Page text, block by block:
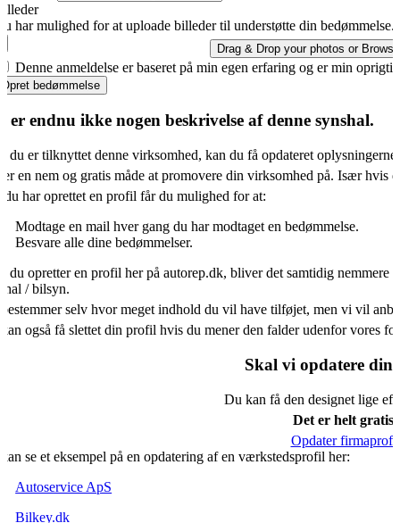
har mulighed for at uploade billeder til understøtte din bedømmelse.
Drag & Drop your photos or Browse
Denne anmeldelse er baseret på min egen erfaring og er min
Opret bedømmelse
er endnu ikke nogen beskrivelse af denne synshal.
du er tilknyttet denne virksomhed, kan du få opdateret oplysningerne.
er en nem og gratis måde at promovere din virksomhed på. Især hvis
du har oprettet en profil får du mulighed for at:
Modtage en mail hver gang du har modtaget en bedømmelse.
Besvare alle dine bedømmelser.
du opretter en profil her på autorep.dk, bliver det samtidig nemmere
/ bilsyn.
selv hvor meget indhold du vil have tilføjet, men vi vil
også få slettet din profil hvis du mener den falder udenfor vores
Skal vi opdatere din
Du kan få den designet lige
Det er helt gratis.
Opdater firmaprofil
se et eksempel på en opdatering af en værkstedsprofil her:
Autoservice ApS
Bilkey.dk